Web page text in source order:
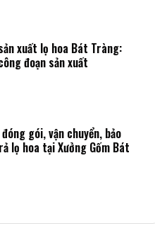
xuất lọ hoa Bát Tràng:
đoạn sản xuất
gói, vận chuyển, bảo
lọ hoa tại Xưởng Gốm Bát